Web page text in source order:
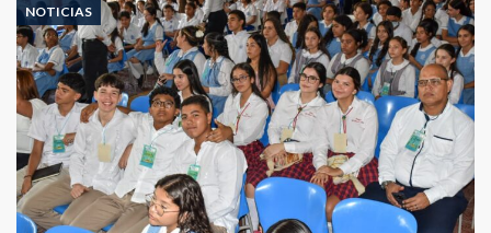
NOTICIAS